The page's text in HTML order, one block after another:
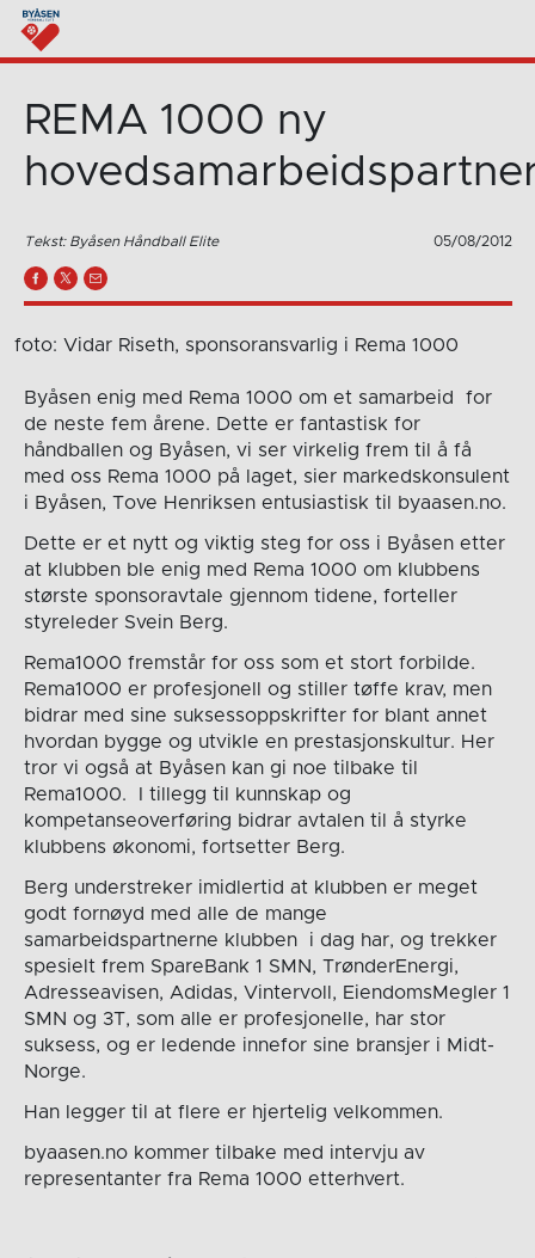
REMA 1000 ny
Tekst: Byåsen Håndball Elite 05/08/2012
foto: Vidar Riseth, sponsoransvarlig i Rema 1000
Byåsen enig med Rema 1000 om et samarbeid for
de neste fem årene. Dette er fantastisk for
håndballen og Byåsen, vi ser virkelig frem til å få
med oss Rema 1000 på laget, sier markedskonsulent
i Byåsen, Tove Henriksen entusiastisk til byaasen.no.
Dette er et nytt og viktig steg for oss i Byåsen etter
at klubben ble enig med Rema 1000 om klubbens
største sponsoravtale gjennom tidene, forteller
styreleder Svein Berg.
Rema1000 fremstår for oss som et stort forbilde.
Rema1000 er profesjonell og stiller tøffe krav, men
bidrar med sine suksessoppskrifter for blant annet
hvordan bygge og utvikle en prestasjonskultur. Her
tror vi også at Byåsen kan gi noe tilbake til
Rema1000. I tillegg til kunnskap og
kompetanseoverføring bidrar avtalen til å styrke
klubbens økonomi, fortsetter Berg.
Berg understreker imidlertid at klubben er meget
godt fornøyd med alle de mange
samarbeidspartnerne klubben i dag har, og trekker
spesielt frem SpareBank 1 SMN, TrønderEnergi,
Adresseavisen, Adidas, Vintervoll, EiendomsMegler 1
SMN og 3T, som alle er profesjonelle, har stor
suksess, og er ledende innefor sine bransjer i Midt-
Norge.
Han legger til at flere er hjertelig velkommen.
byaasen.no kommer tilbake med intervju av
representanter fra Rema 1000 etterhvert.